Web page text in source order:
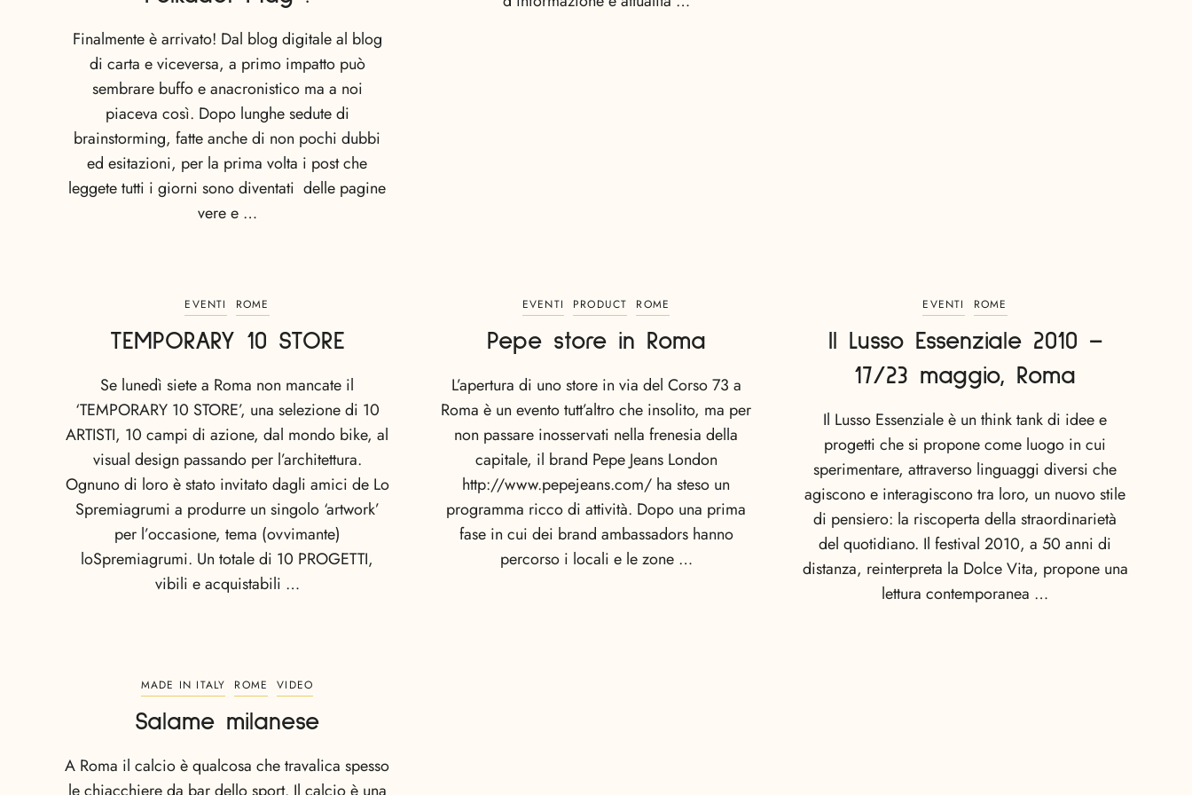
Finalmente è arrivato! Dal blog digitale al blog
di carta e viceversa, a primo impatto può
sembrare buffo e anacronistico ma a noi
piaceva così. Dopo lunghe sedute di
brainstorming, fatte anche di non pochi dubbi
ed esitazioni, per la prima volta i post che
leggete tutti i giorni sono diventati delle pagine
vere e …
EVENTI ROME
TEMPORARY 10 STORE
Se lunedì siete a Roma non mancate il
‘TEMPORARY 10 STORE’, una selezione di 10
ARTISTI, 10 campi di azione, dal mondo bike, al
visual design passando per l’architettura.
Ognuno di loro è stato invitato dagli amici de Lo
Spremiagrumi a produrre un singolo ‘artwork’
per l’occasione, tema (ovvimante)
loSpremiagrumi. Un totale di 10 PROGETTI,
vibili e acquistabili …
EVENTI PRODUCT ROME
Pepe store in Roma
L’apertura di uno store in via del Corso 73 a
Roma è un evento tutt’altro che insolito, ma per
non passare inosservati nella frenesia della
capitale, il brand Pepe Jeans London
http://www.pepejeans.com/ ha steso un
programma ricco di attività. Dopo una prima
fase in cui dei brand ambassadors hanno
percorso i locali e le zone …
EVENTI ROME
Il Lusso Essenziale 2010 –
17/23 maggio, Roma
Il Lusso Essenziale è un think tank di idee e
progetti che si propone come luogo in cui
sperimentare, attraverso linguaggi diversi che
agiscono e interagiscono tra loro, un nuovo stile
di pensiero: la riscoperta della straordinarietà
del quotidiano. Il festival 2010, a 50 anni di
distanza, reinterpreta la Dolce Vita, propone una
lettura contemporanea …
MADE IN ITALY ROME VIDEO
Salame milanese
A Roma il calcio è qualcosa che travalica spesso